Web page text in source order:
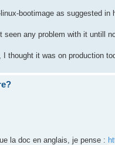
bootimage as suggested
seen any problem with it untill
I thought it was on production
la doc en anglais, je pense :